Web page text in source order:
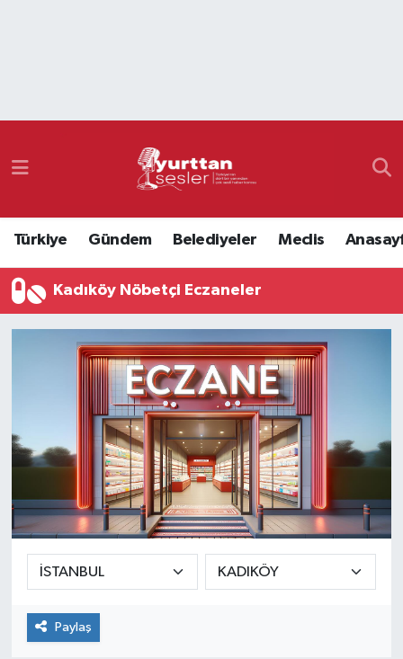
Türkiye Gündem Belediyeler Meclis
Kadıköy Nöbetçi Eczaneler
Paylaş
Namaz Vakitleri
Süper Lig Puan Durumu ve Fikstür
Tüm Manşetler
Son Dakika Haberleri
Haber Arşivi